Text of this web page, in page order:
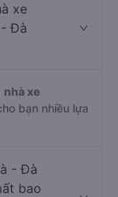
xe
Đà
nhà xe
bạn nhiều lựa
- Đà
bao